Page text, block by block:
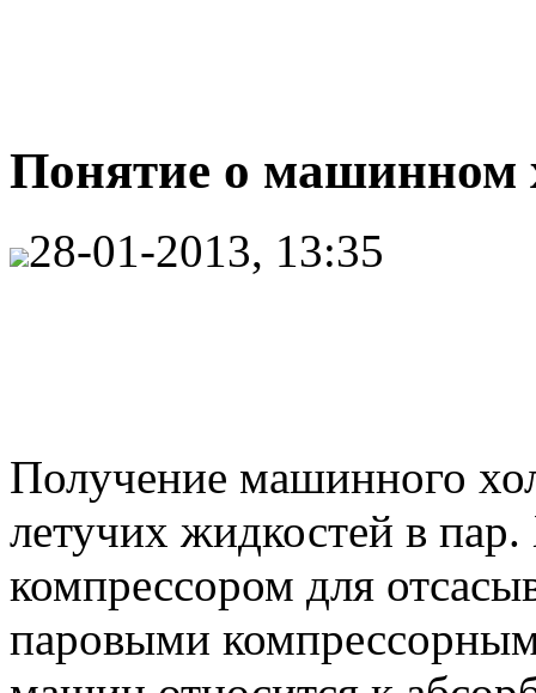
Понятие о машинном
28-01-2013, 13:35
Получение машинного
летучих жидкостей в
компрессором для
паровыми